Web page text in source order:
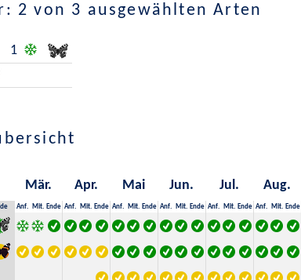
2 von 3 ausgewählten Arten
1
Mär. Apr. Mai Jun. Jul. Aug.
Anf. Mit. Ende Anf. Mit. Ende Anf. Mit. Ende Anf. Mit. Ende Anf. Mit. Ende Anf. Mit. Ende